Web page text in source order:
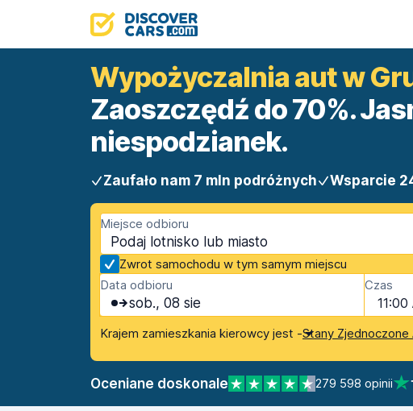
Wypożyczalnia aut w
Zaoszczędź do 70%.
niespodzianek.
Zaufało nam 7 mln podróżnych Wsparcie
Miejsce odbioru
Zwrot samochodu w tym samym miejscu
Data odbioru
sob., 08 sie
Czas
11:00
Krajem zamieszkania kierowcy jest -Stany Zjednoczone
Oceniane doskonale 279 598 opinii